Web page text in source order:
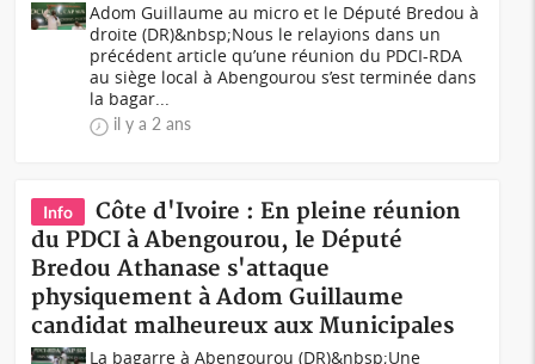
Adom Guillaume au micro et le Député Bredou à
droite (DR)&nbsp;Nous le relayions dans un
précédent article qu’une réunion du PDCI-RDA
au siège local à Abengourou s’est terminée dans
la bagar...
il y a 2 ans
Info
Côte d'Ivoire : En pleine réunion
du PDCI à Abengourou, le Député
Bredou Athanase s'attaque
physiquement à Adom Guillaume
candidat malheureux aux Municipales
La bagarre à Abengourou (DR)&nbsp;Une